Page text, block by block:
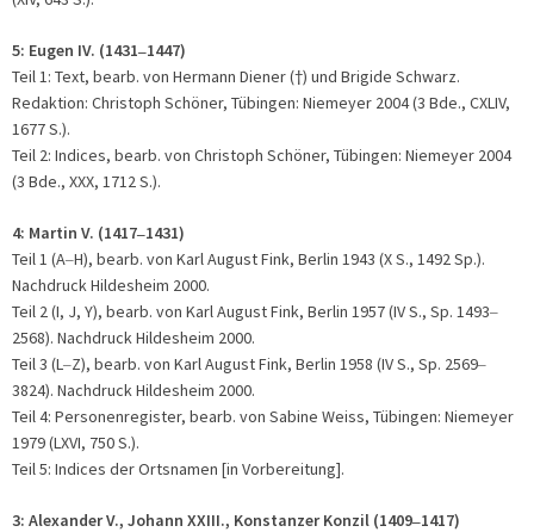
5: Eugen IV. (1431–1447)
Teil 1: Text, bearb. von Hermann Diener (†) und Brigide Schwarz.
Redaktion: Christoph Schöner, Tübingen: Niemeyer 2004 (3 Bde., CXLIV,
1677 S.).
Teil 2: Indices, bearb. von Christoph Schöner, Tübingen: Niemeyer 2004
(3 Bde., XXX, 1712 S.).
4: Martin V. (1417–1431)
Teil 1 (A–H), bearb. von Karl August Fink, Berlin 1943 (X S., 1492 Sp.).
Nachdruck Hildesheim 2000.
Teil 2 (I, J, Y), bearb. von Karl August Fink, Berlin 1957 (IV S., Sp. 1493–
2568). Nachdruck Hildesheim 2000.
Teil 3 (L–Z), bearb. von Karl August Fink, Berlin 1958 (IV S., Sp. 2569–
3824). Nachdruck Hildesheim 2000.
Teil 4: Personenregister, bearb. von Sabine Weiss, Tübingen: Niemeyer
1979 (LXVI, 750 S.).
Teil 5: Indices der Ortsnamen [in Vorbereitung].
3: Alexander V., Johann XXIII., Konstanzer Konzil (1409–1417)